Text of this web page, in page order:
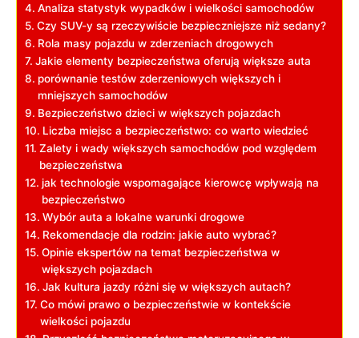
Analiza statystyk wypadków i wielkości ‌samochodów
Czy SUV-y są rzeczywiście bezpieczniejsze ⁢niż ‌sedany?
Rola ‌masy pojazdu w zderzeniach ‍drogowych
Jakie ‍elementy ‌bezpieczeństwa​ oferują większe auta
porównanie testów zderzeniowych większych i‍
mniejszych samochodów
Bezpieczeństwo dzieci w większych⁣ pojazdach
Liczba miejsc a bezpieczeństwo: co warto​ wiedzieć
Zalety​ i wady większych samochodów ‌pod względem
bezpieczeństwa
jak technologie wspomagające kierowcę ‌wpływają ⁢na
bezpieczeństwo
Wybór⁢ auta a lokalne warunki drogowe
Rekomendacje⁣ dla rodzin: jakie auto wybrać?
Opinie ekspertów ⁣na temat bezpieczeństwa‌ w
większych pojazdach
Jak kultura⁢ jazdy różni​ się w⁤ większych autach?
Co mówi prawo o ⁢bezpieczeństwie ‌w​ kontekście
wielkości⁣ pojazdu